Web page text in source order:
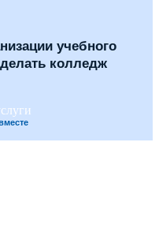
учебного
колледж